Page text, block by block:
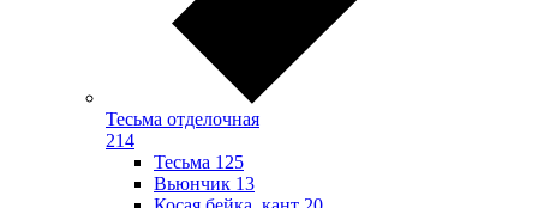
Тесьма отделочная
214
Тесьма 125
Вьюнчик 13